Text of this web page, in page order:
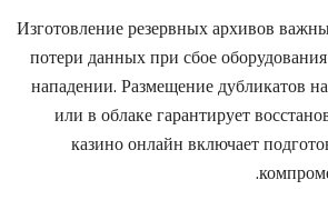
Изготовление резервных архивов
потери данных при сбое
нападении. Размещение дубликатов
или в облаке гарантирует
казино онлайн включает